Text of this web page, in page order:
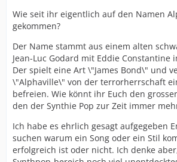
Wie seit ihr eigentlich auf den Namen
gekommen?
Der Name stammt aus einem alten
Jean-Luc Godard mit Eddie Constantine
Der spielt eine Art \"James Bond\" und
\"Alphaville\" von der terrorherrschaft
befreien. Wie könnt ihr Euch den
den der Synthie Pop zur Zeit immer
Ich habe es ehrlich gesagt aufgegeben
suchen warum ein Song oder ein Stil
erfolgreich ist oder nicht. Ich denke